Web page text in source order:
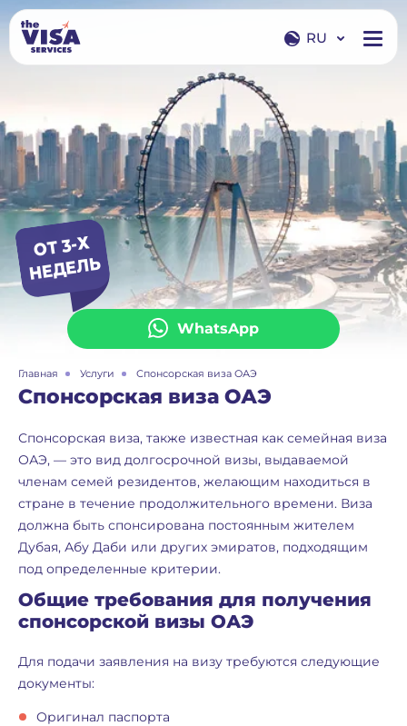
RU
WhatsApp
ОТ 3-Х
НЕ
ДЕЛЬ
Главная Услуги Спонсорская виза ОАЭ
Спонсорская виза ОАЭ
Спонсорская виза, также известная как семейная виза
ОАЭ, — это вид долгосрочной визы, выдаваемой
членам семей резидентов, желающим находиться в
стране в течение продолжительного времени. Виза
должна быть спонсирована постоянным жителем
Дубая, Абу Даби или других эмиратов, подходящим
под определенные критерии.
Общие требования для получения
спонсорской визы ОАЭ
Для подачи заявления на визу требуются следующие
документы:
Оригинал паспорта